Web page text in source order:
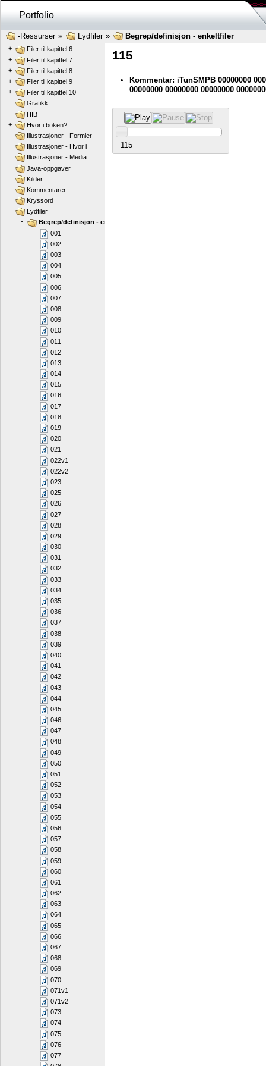
Portfolio
-Ressurser» Lydfiler» Begrep/definisjon - enkeltfiler
115
Kommentar: iTunSMPB 00000000
00000000 00000000 00000000
115
Filer til kapittel 3
+
Filer til kapittel 5
+
Filer til kapittel 6
+
Filer til kapittel 7
+
Filer til kapittel 8
+
Filer til kapittel 9
+
Filer til kapittel 10
Grafikk
HIB
+
Hvor i boken?
Illustrasjoner - Formler
Illustrasjoner - Hvor i
Illustrasjoner - Media
Java-oppgaver
Kilder
Kommentarer
Kryssord
-
Lydfiler
-
Begrep/definisjon - enkeltfiler
001
002
003
004
005
006
007
008
009
010
011
012
013
014
015
016
017
018
019
020
021
022v1
022v2
023
025
026
027
028
029
030
031
032
033
034
035
036
037
038
039
040
041
042
043
044
045
046
047
048
049
050
051
052
053
054
055
056
057
058
059
060
061
062
063
064
065
066
067
068
069
070
071v1
071v2
073
074
075
076
077